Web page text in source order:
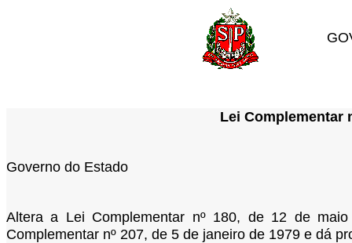
Lei Complementar
Governo do Estado
Altera a Lei Complementar nº 180, de 12 de
Complementar nº 207, de 5 de janeiro de 1979 e dá